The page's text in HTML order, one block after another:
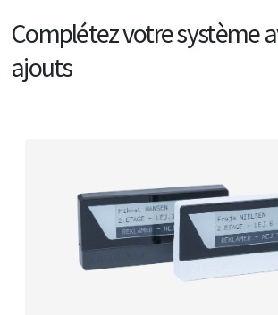
Complétez votre système
ajouts